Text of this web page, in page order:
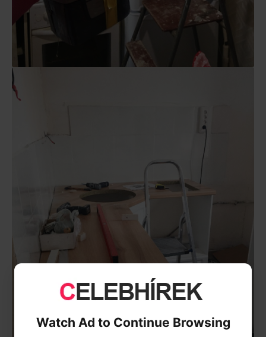
Watch Ad to Continue Browsing